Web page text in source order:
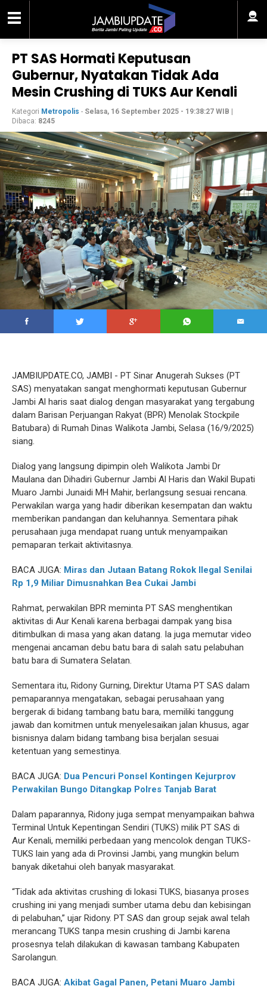
PT SAS Hormati Keputusan
Gubernur, Nyatakan Tidak Ada
Mesin Crushing di TUKS Aur Kenali
Kategori Metropolis - Selasa, 16 September 2025 - 19:38:27 WIB
Dibaca: 8245
JAMBIUPDATE.CO, JAMBI - PT Sinar Anugerah Sukses (PT
SAS) menyatakan sangat menghormati keputusan Gubernur
Jambi Al haris saat dialog dengan masyarakat yang tergabung
dalam Barisan Perjuangan Rakyat (BPR) Menolak Stockpile
Batubara) di Rumah Dinas Walikota Jambi, Selasa (16/9/2025)
siang.
Dialog yang langsung dipimpin oleh Walikota Jambi Dr
Maulana dan Dihadiri Gubernur Jambi Al Haris dan Wakil Bupati
Muaro Jambi Junaidi MH Mahir, berlangsung sesuai rencana.
Perwakilan warga yang hadir diberikan kesempatan dan waktu
memberikan pandangan dan keluhannya. Sementara pihak
perusahaan juga mendapat ruang untuk menyampaikan
pemaparan terkait aktivitasnya.
BACA JUGA: Miras dan Jutaan Batang Rokok Ilegal Senilai
Rp 1,9 Miliar Dimusnahkan Bea Cukai Jambi
Rahmat, perwakilan BPR meminta PT SAS menghentikan
aktivitas di Aur Kenali karena berbagai dampak yang bisa
ditimbulkan di masa yang akan datang. Ia juga memutar video
mengenai ancaman debu batu bara di salah satu pelabuhan
batu bara di Sumatera Selatan.
Sementara itu, Ridony Gurning, Direktur Utama PT SAS dalam
pemaparannya mengatakan, sebagai perusahaan yang
bergerak di bidang tambang batu bara, memiliki tanggung
jawab dan komitmen untuk menyelesaikan jalan khusus, agar
bisnisnya dalam bidang tambang bisa berjalan sesuai
ketentuan yang semestinya.
BACA JUGA: Dua Pencuri Ponsel Kontingen Kejurprov
Perwakilan Bungo Ditangkap Polres Tanjab Barat
Dalam paparannya, Ridony juga sempat menyampaikan bahwa
Terminal Untuk Kepentingan Sendiri (TUKS) milik PT SAS di
Aur Kenali, memiliki perbedaan yang mencolok dengan TUKS-
TUKS lain yang ada di Provinsi Jambi, yang mungkin belum
banyak diketahui oleh banyak masyarakat.
“Tidak ada aktivitas crushing di lokasi TUKS, biasanya proses
crushing ini yang menjadi sumber utama debu dan kebisingan
di pelabuhan,” ujar Ridony. PT SAS dan group sejak awal telah
merancang TUKS tanpa mesin crushing di Jambi karena
prosesnya telah dilakukan di kawasan tambang Kabupaten
Sarolangun.
BACA JUGA: Akibat Gagal Panen, Petani Muaro Jambi